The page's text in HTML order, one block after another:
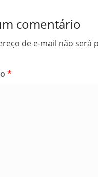
comentário
de e-mail não será
*